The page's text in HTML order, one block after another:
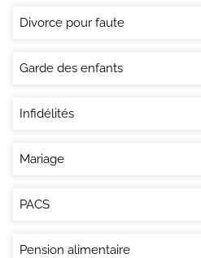
Divorce pour faute
Garde des enfants
Infidélités
Mariage
PACS
Pension alimentaire